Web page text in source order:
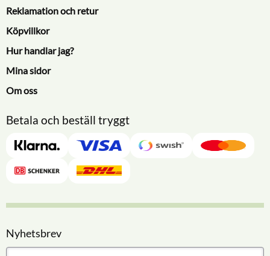
Reklamation och retur
Köpvillkor
Hur handlar jag?
Mina sidor
Om oss
Betala och beställ tryggt
Nyhetsbrev